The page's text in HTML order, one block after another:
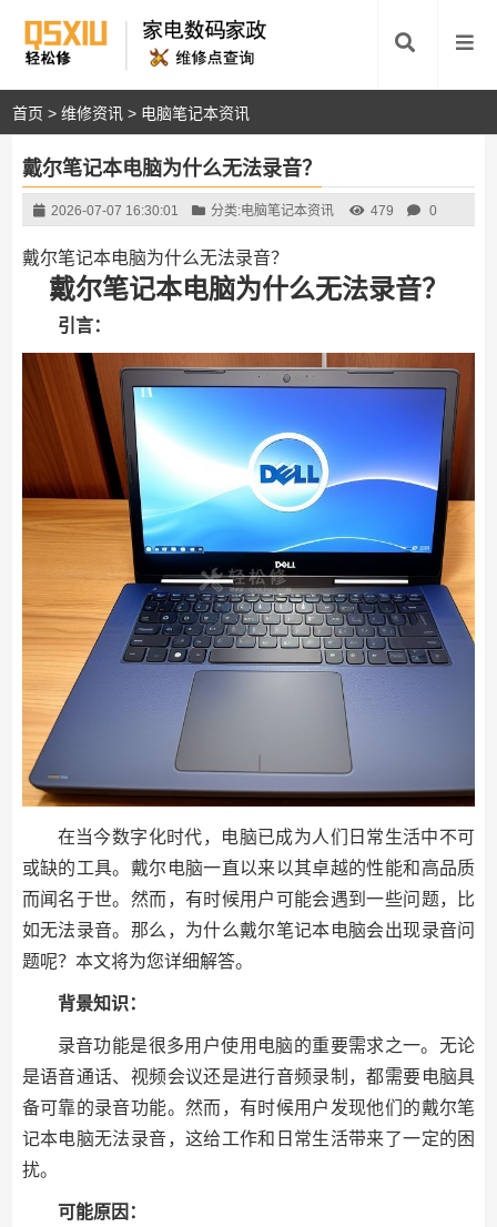
首页 >维修资讯 > 电脑笔记本资讯
戴尔笔记本电脑为什么无法录音？
2026-07-07 16:30:01 分类:电脑笔记本资讯 479 0
戴尔笔记本电脑为什么无法录音？
戴尔笔记本电脑为什么无法录音？
引言：
在当今数字化时代，电脑已成为人们日常生活中不可
或缺的工具。戴尔电脑一直以来以其卓越的性能和高品质
而闻名于世。然而，有时候用户可能会遇到一些问题，比
如无法录音。那么，为什么戴尔笔记本电脑会出现录音问
题呢？本文将为您详细解答。
背景知识：
录音功能是很多用户使用电脑的重要需求之一。无论
是语音通话、视频会议还是进行音频录制，都需要电脑具
备可靠的录音功能。然而，有时候用户发现他们的戴尔笔
记本电脑无法录音，这给工作和日常生活带来了一定的困
扰。
可能原因：